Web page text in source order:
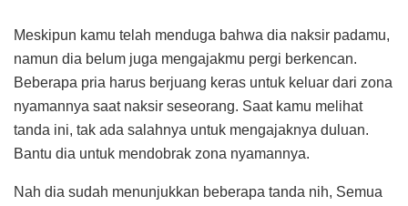
Meskipun kamu telah menduga bahwa dia naksir padamu,
namun dia belum juga mengajakmu pergi berkencan.
Beberapa pria harus berjuang keras untuk keluar dari zona
nyamannya saat naksir seseorang. Saat kamu melihat
tanda ini, tak ada salahnya untuk mengajaknya duluan.
Bantu dia untuk mendobrak zona nyamannya.
Nah dia sudah menunjukkan beberapa tanda nih, Semua